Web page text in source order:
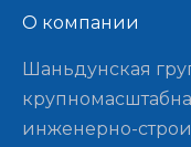
О компании​​​​​​​
Шаньдунская
инженерно-